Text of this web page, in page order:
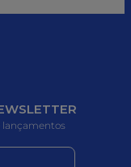
lançamentos